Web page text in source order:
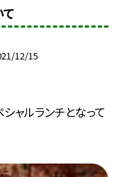
12/15
ャルランチとなって